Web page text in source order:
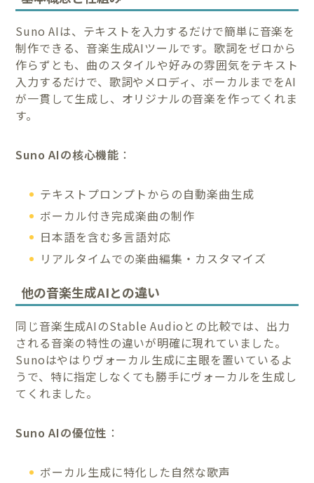
Suno AIは、テキストを入力するだけで簡単に音楽を
制作できる、音楽生成AIツールです。歌詞をゼロから
作らずとも、曲のスタイルや好みの雰囲気をテキスト
入力するだけで、歌詞やメロディ、ボーカルまでをAI
が一貫して生成し、オリジナルの音楽を作ってくれま
す。
Suno AIの核心機能 ：
テキストプロンプトからの自動楽曲生成
ボーカル付き完成楽曲の制作
日本語を含む多言語対応
リアルタイムでの楽曲編集・カスタマイズ
他の音楽生成AIとの違い
同じ音楽生成AIのStable Audioとの比較では、出力
される音楽の特性の違いが明確に現れていました。
Sunoはやはりヴォーカル生成に主眼を置いているよ
うで、特に指定しなくても勝手にヴォーカルを生成し
てくれました。
Suno AIの優位性 ：
ボーカル生成に特化した自然な歌声